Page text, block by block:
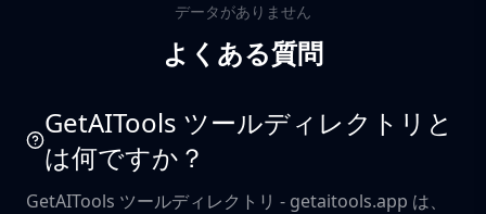
データがありません
よくある質問
GetAITools ツールディレクトリと
は何ですか？
GetAITools ツールディレクトリ - getaitools.app は、